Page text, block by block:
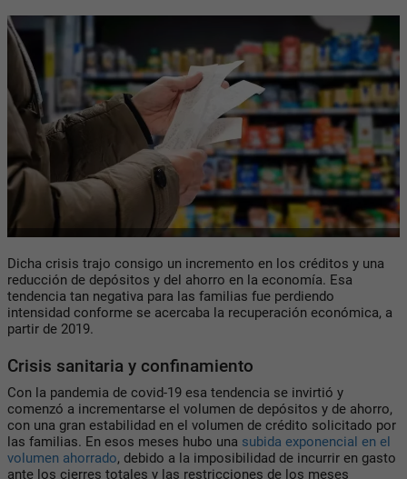
Dicha crisis trajo consigo un incremento en los créditos y una
reducción de depósitos y del ahorro en la economía. Esa
tendencia tan negativa para las familias fue perdiendo
intensidad conforme se acercaba la recuperación económica, a
partir de 2019.
Crisis sanitaria y confinamiento
Con la pandemia de covid-19 esa tendencia se invirtió y
comenzó a incrementarse el volumen de depósitos y de ahorro,
con una gran estabilidad en el volumen de crédito solicitado por
las familias. En esos meses hubo una subida exponencial en el
volumen ahorrado, debido a la imposibilidad de incurrir en gasto
ante los cierres totales y las restricciones de los meses